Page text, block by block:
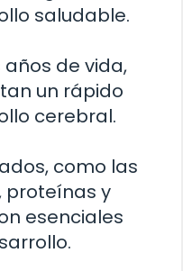
saludable.
de vida,
un rápido
cerebral.
como las
proteínas y
esenciales